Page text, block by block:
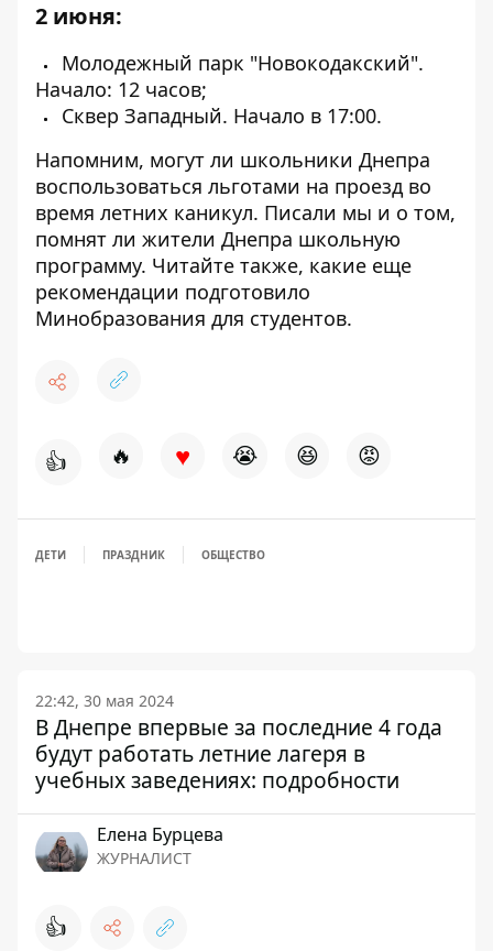
2 июня:
Молодежный парк "Новокодакский".
Начало: 12 часов;
Сквер Западный. Начало в 17:00.
Напомним, могут ли школьники Днепра
воспользоваться льготами на проезд во
время летних каникул. Писали мы и о том,
помнят ли жители Днепра школьную
программу. Читайте также, какие еще
рекомендации подготовило
Минобразования для студентов.
👍 🔥 ♥ 😭 😆 😡
ДЕТИ ПРАЗДНИК ОБЩЕСТВО
22:42, 30 мая 2024
В Днепре впервые за последние 4 года
будут работать летние лагеря в
учебных заведениях: подробности
Елена Бурцева
ЖУРНАЛИСТ
👍